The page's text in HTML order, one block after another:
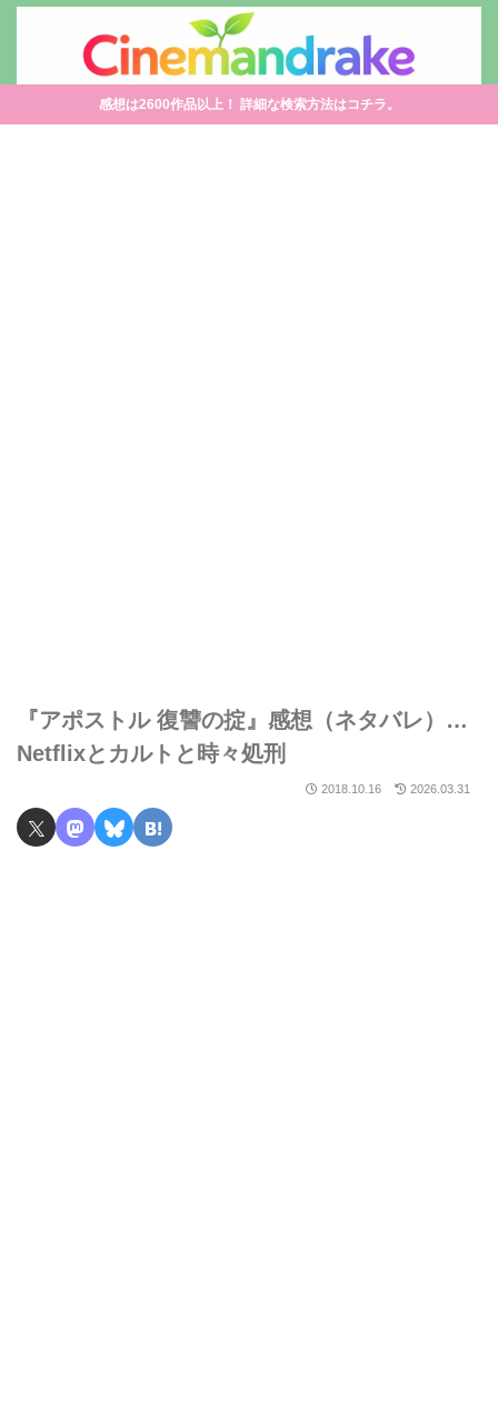
感想は2600作品以上！ 詳細な検索方法はコチラ。
『アポストル 復讐の掟』感想（ネタバレ）…
Netflixとカルトと時々処刑
2018.10.16 2026.03.31